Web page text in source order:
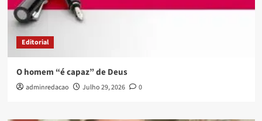
Editorial
O homem “é capaz” de Deus
adminredacao Julho 29, 2026 0